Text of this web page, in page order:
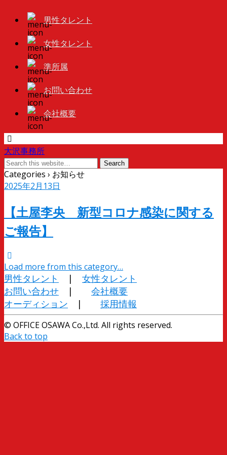
男性タレント
女性タレント
準所属
お問い合わせ
会社概要
大沢事務所
Categories › お知らせ
2025年2月13日
【土屋李央 新型コロナ感染に関する
ご報告】
Load more from this category…
男性タレント | 女性タレント
お問い合わせ | 会社概要
オーディション | 採用情報
© OFFICE OSAWA Co.,Ltd. All rights reserved.
Back to top